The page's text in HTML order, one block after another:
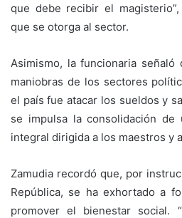
que debe recibir el
que se otorga al sector.
Asimismo, la funcionaria
maniobras de los sectores
el país fue atacar los sueldos y
se impulsa la consolidación de
integral dirigida a los maestros y
Zamudia recordó que, por
República, se ha exhortado a
promover el bienestar social.